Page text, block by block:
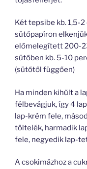
Két tepsibe kb. 1,5-
sütőpapíron
előmelegített 200-
sütőben kb. 5-10
(sütőtől függően)
Ha minden kihűlt a
félbevágjuk, így 4
lap-krém fele,
töltelék, harmadik
fele, negyedik lap-
A csokimázhoz a